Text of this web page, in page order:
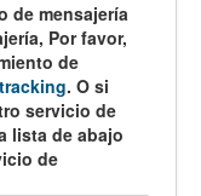
de mensajería
Por favor,
de
. O si
servicio de
lista de abajo
de